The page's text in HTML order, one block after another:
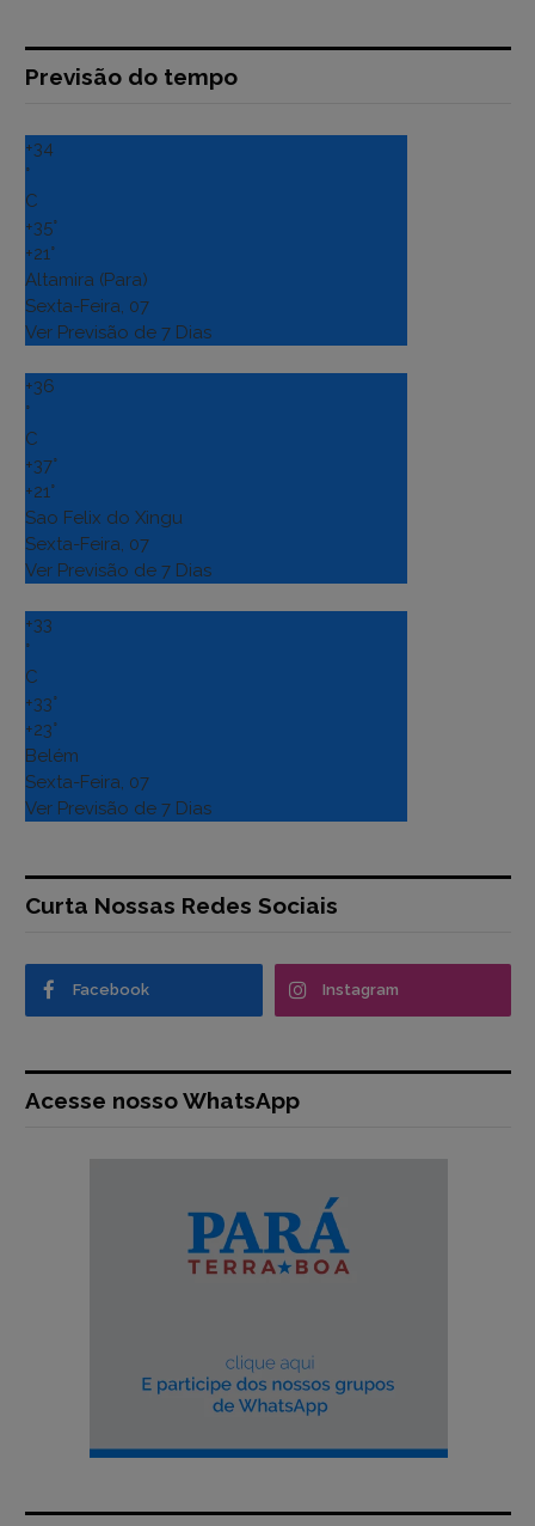
Previsão do tempo
+34
°
C
+35°
+21°
Altamira (Para)
Sexta-Feira, 07
Ver Previsão de 7 Dias
+36
°
C
+37°
+21°
Sao Felix do Xingu
Sexta-Feira, 07
Ver Previsão de 7 Dias
+33
°
C
+33°
+23°
Belém
Sexta-Feira, 07
Ver Previsão de 7 Dias
Curta Nossas Redes Sociais
Facebook Instagram
Acesse nosso WhatsApp